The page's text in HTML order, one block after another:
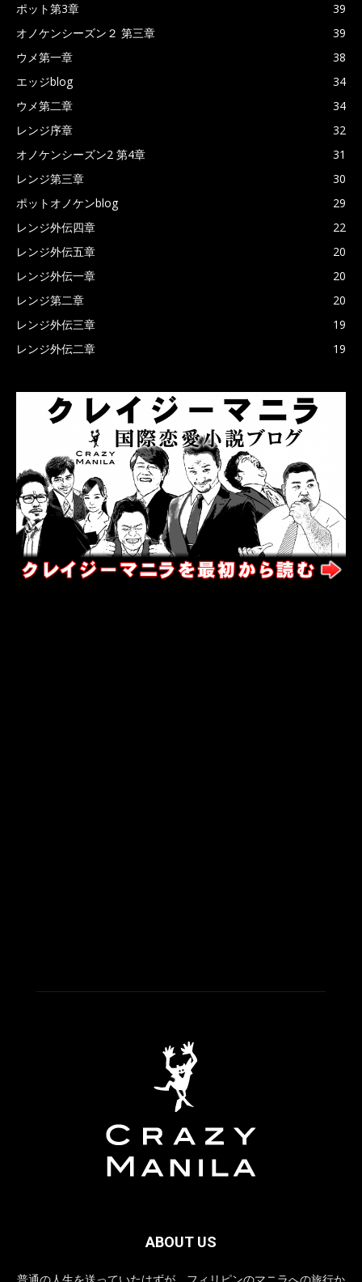
ポット第3章
39
オノケンシーズン２ 第三章
39
ウメ第一章
38
エッジblog
34
ウメ第二章
34
レンジ序章
32
オノケンシーズン2 第4章
31
レンジ第三章
30
ポットオノケンblog
29
レンジ外伝四章
22
レンジ外伝五章
20
レンジ外伝一章
20
レンジ第二章
20
レンジ外伝三章
19
レンジ外伝二章
19
ABOUT US